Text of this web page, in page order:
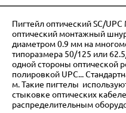
Пигтейл оптический SC/
оптический монтажный
диаметром 0.9 мм на
типоразмера 50/125 или
одной стороны оптической
полировкой UPC...
м. Такие пигтелы
стыковке оптических
распределительным